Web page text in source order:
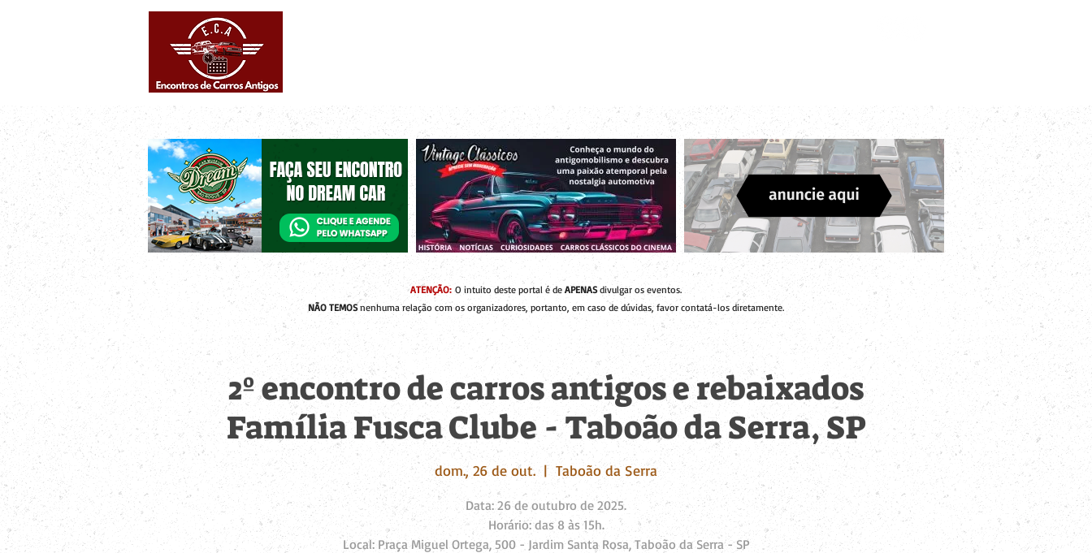
ATENÇÃO: O intuito deste portal é deAPENASdivulgar os eventos.
NÃO TEMOSnenhuma relação com os organizadores, portanto, em caso de dúvidas, favor contatá-los diretamente.
2º encontro de carros antigos e rebaixados
Família Fusca Clube - Taboão da Serra, SP
dom., 26 de out.
  |
Taboão da Serra
Data: 26 de outubro de 2025.
Horário: das 8 às 15h.
Local: Praça Miguel Ortega, 500 - Jardim Santa Rosa, Taboão da Serra - SP